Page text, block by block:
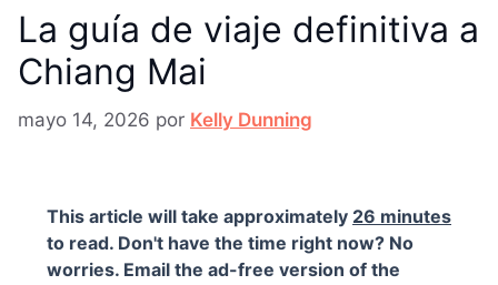
La guía de viaje definitiva a
Chiang Mai
mayo 14, 2026 por Kelly Dunning
This article will take approximately 26 minutes
to read. Don't have the time right now? No
worries. Email the ad-free version of the